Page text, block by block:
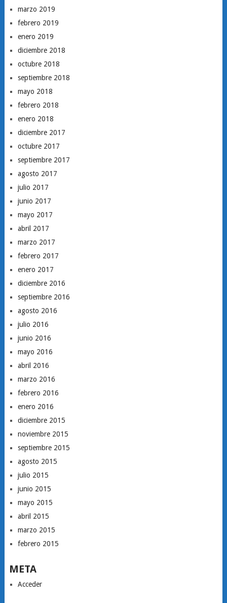
marzo 2019
febrero 2019
enero 2019
diciembre 2018
octubre 2018
septiembre 2018
mayo 2018
febrero 2018
enero 2018
diciembre 2017
octubre 2017
septiembre 2017
agosto 2017
julio 2017
junio 2017
mayo 2017
abril 2017
marzo 2017
febrero 2017
enero 2017
diciembre 2016
septiembre 2016
agosto 2016
julio 2016
junio 2016
mayo 2016
abril 2016
marzo 2016
febrero 2016
enero 2016
diciembre 2015
noviembre 2015
septiembre 2015
agosto 2015
julio 2015
junio 2015
mayo 2015
abril 2015
marzo 2015
febrero 2015
META
Acceder